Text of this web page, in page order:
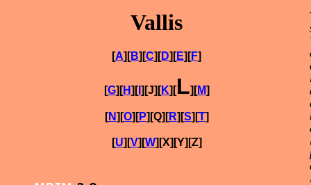
Vallis
[A][B][C][D][E][F]
[G][H][I][J][K][L][M]
[N][O][P][Q][R][S][T]
[U][V][W][X][Y][Z]